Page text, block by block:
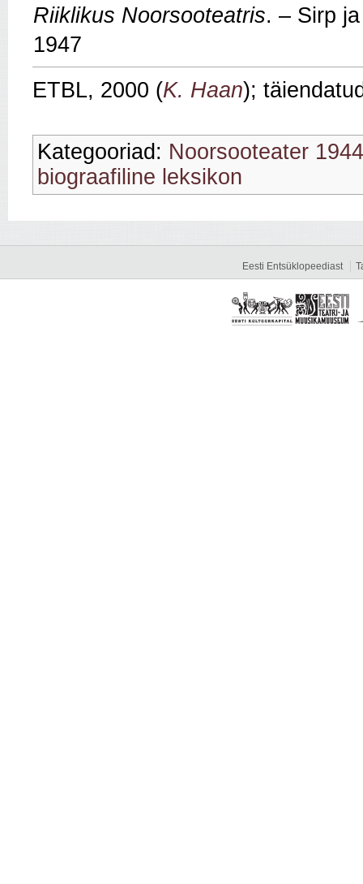
Riiklikus Noorsooteatris. – Sirp
1947
ETBL, 2000 (K. Haan);
Kategooriad: Noorsooteater
biograafiline leksikon
Eesti Entsüklopeediast